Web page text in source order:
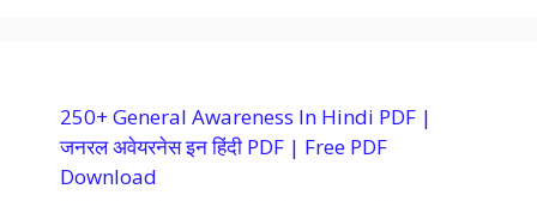
250+ General Awareness In Hindi PDF |
जनरल अवेयरनेस इन हिंदी PDF | Free PDF
Download